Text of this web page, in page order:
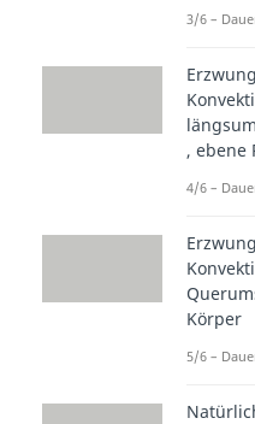
letzte
Im
Viel
3/6 –
, ebene
4/6 –
Körper
5/6 –